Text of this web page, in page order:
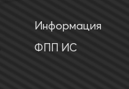
Информация
ФПП ИС